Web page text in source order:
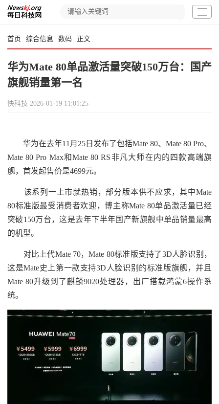
首页 综合信息 数码 正文
华为Mate 80单品激活量突破150万台：国产
旗舰销量第一名
快科技 2026-01-19 11:01:25
华为在去年11月25日发布了包括Mate 80、Mate 80 Pro、
Mate 80 Pro Max和Mate 80 RS非凡大师在内的四款高端旗
舰，首发起售价是4699元。
该系列一上市就热销，部分版本供不应求，其中Mate
80标准版最受消费者欢迎，博主称Mate 80单品激活量已经
突破150万台，这是去年下半年国产新旗舰中单品销量最高
的机型。
对比上代Mate 70，Mate 80标准版支持了3D人脸识别，
这是Mate史上第一款支持3D人脸识别的标准版旗舰，并且
Mate 80升级到了麒麟9020处理器，出厂搭载鸿蒙6操作系
统。